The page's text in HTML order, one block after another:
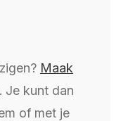
Maak
. Je kunt dan
of met je